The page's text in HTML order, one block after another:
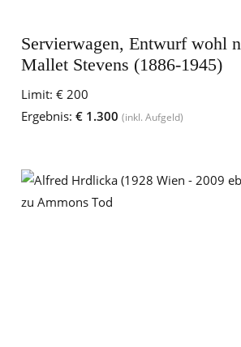
Servierwagen, Entwurf wohl
Mallet Stevens (1886-1945)
Limit: € 200
Ergebnis: € 1.300 (inkl. Aufgeld)